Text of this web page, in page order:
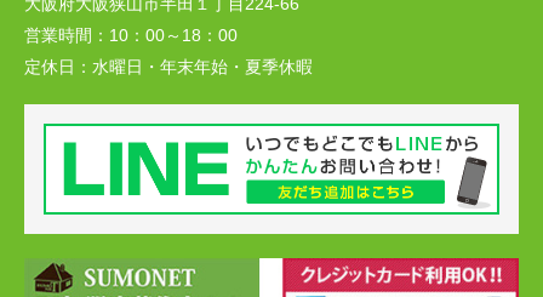
営業時間： 10：00～18：00
定休日： 水曜日・年末年始・夏季休暇